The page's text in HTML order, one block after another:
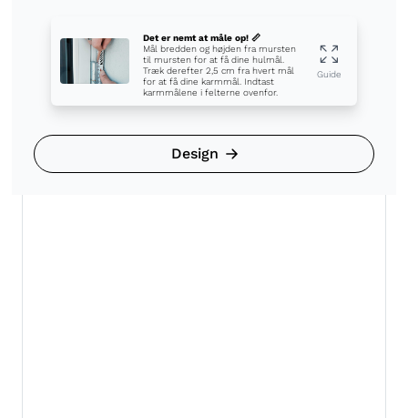
Det er nemt at måle op! 📏
Mål bredden og højden fra mursten
til mursten for at få dine hulmål.
Træk derefter 2,5 cm fra hvert mål
for at få dine karmmål. Indtast
karmmålene i felterne ovenfor.
Guide
Design